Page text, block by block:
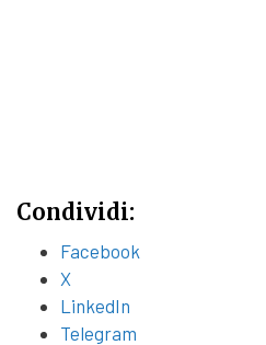
Condividi:
Facebook
X
LinkedIn
Telegram